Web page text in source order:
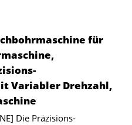
für
Variabler Drehzahl,
Die Präzisions-